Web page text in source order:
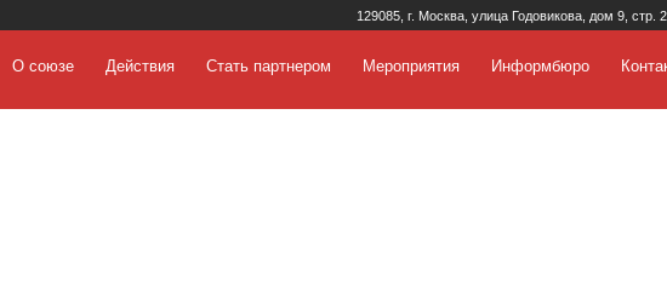
129085, г. Москва, улица Годовикова, дом 9,
О союзе Действия Стать партнером Мероприятия Информбюро